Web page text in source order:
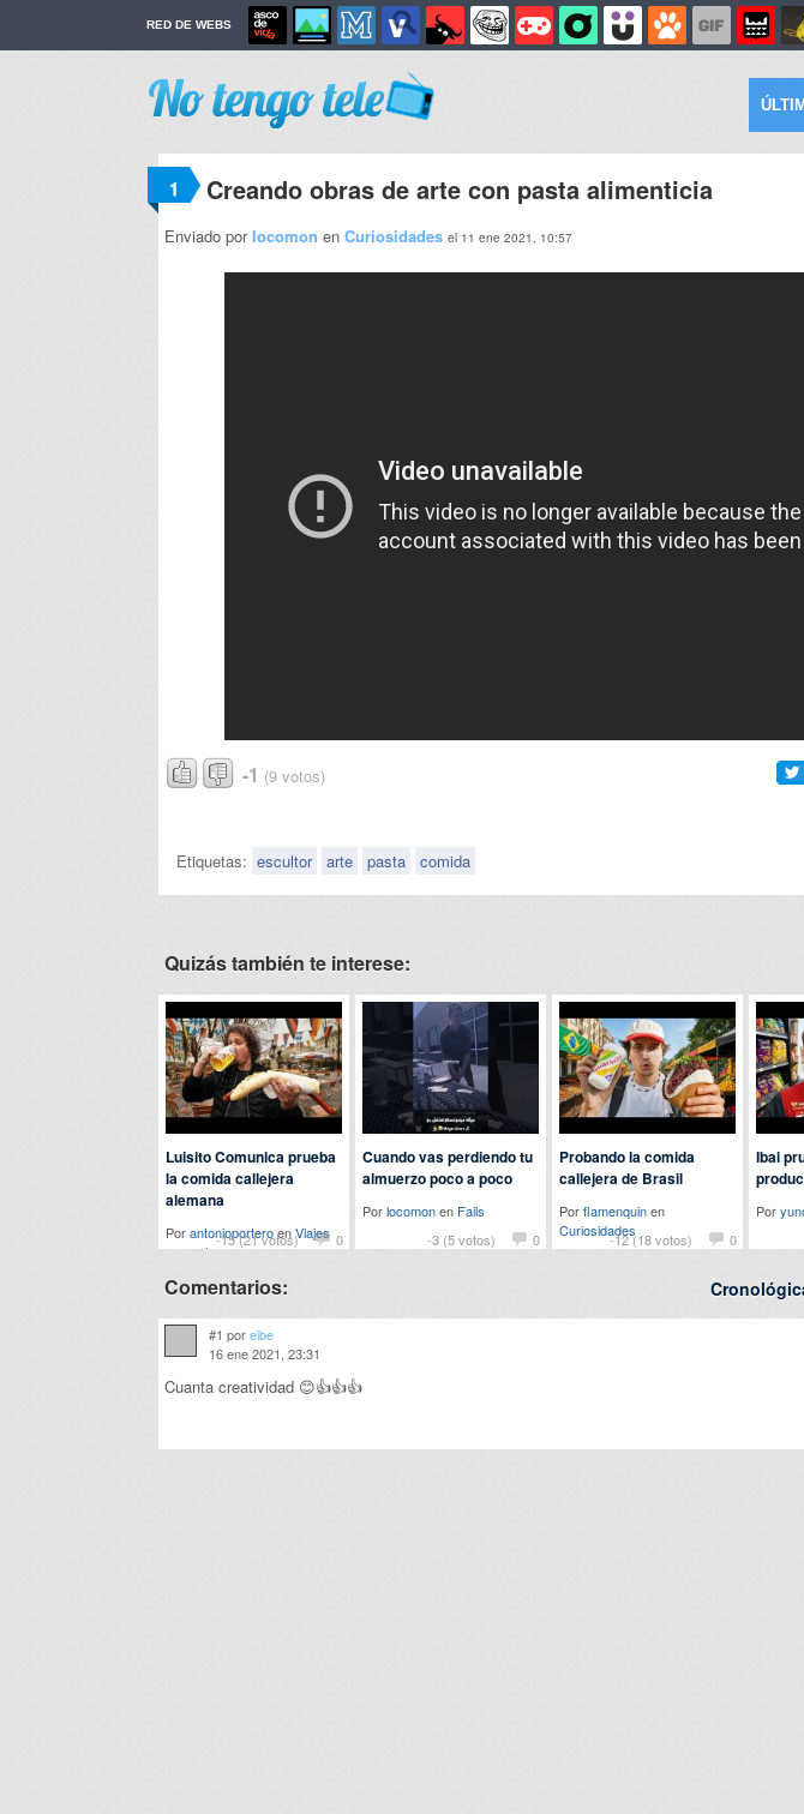
RED DE WEBS
1 Creando obras de arte con pasta alimenticia
Enviado por locomon en Curiosidades el 11 ene 2021, 10:57
-1 (9 votos)
Etiquetas: escultor arte pasta comida
Quizás también te interese:
-15 (21 votos) 0
Luisito Comunica prueba
la comida callejera
alemana
PorantonioporteroenViajes
y eventos
-3 (5 votos) 0
Cuando vas perdiendo tu
almuerzo poco a poco
Porlocomonen Fails
-12 (18 votos)
0
Probando la comida
callejera de Brasil
Porflamenquinen
Curiosidades
Ibai
Por
Comentarios:
#1 poreibe
16 ene 2021, 23:31
Cuanta creatividad 😊👍👍👍